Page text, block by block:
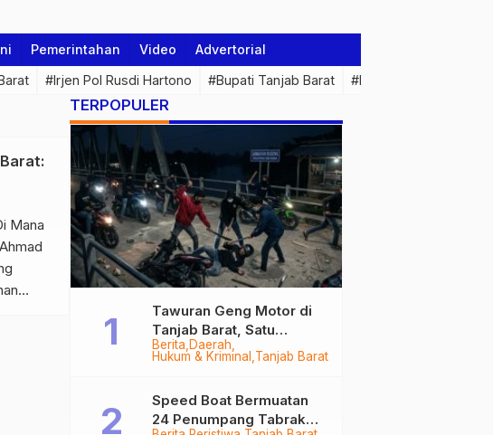
Pemerintahan Video Advertorial
#Irjen Pol Rusdi Hartono #Bupati Tanjab Barat #Pemprov Jambi
Mana
TERPOPULER
Berita Daerah
Hukum & Kriminal Tanjab Barat
Tawuran Geng Motor di
Tanjab Barat, Satu
Remaja Kritis Dibacok, 3
Pelaku Ditangkap
Speed Boat Bermuatan
24 Penumpang Tabrak